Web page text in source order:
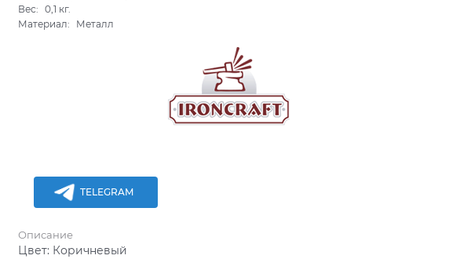
Вес:
0,1 кг.
Материал:
Металл
TELEGRAM
Описание
Цвет: Коричневый